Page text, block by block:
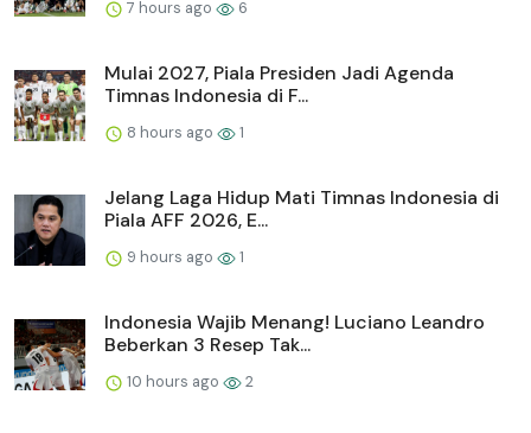
7 hours ago 6
Mulai 2027, Piala Presiden Jadi Agenda
Timnas Indonesia di F...
8 hours ago 1
Jelang Laga Hidup Mati Timnas Indonesia di
Piala AFF 2026, E...
9 hours ago 1
Indonesia Wajib Menang! Luciano Leandro
Beberkan 3 Resep Tak...
10 hours ago 2